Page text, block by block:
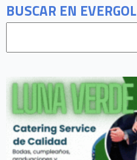
BUSCAR EN EVERGOL